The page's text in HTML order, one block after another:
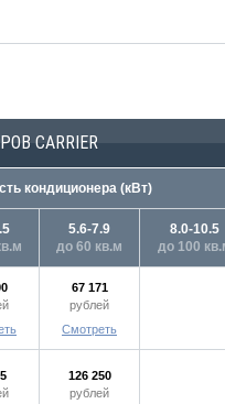
CARRIER
кондиционера (кВт)
5.6-7.9
до 60 кв.м
8.0-10.5
до 100
67 171
рублей
Смотреть
126 250
рублей